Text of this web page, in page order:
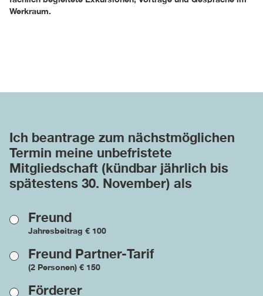
Werkraum.
Ich beantrage zum nächstmöglichen
Termin meine unbefristete
Mitgliedschaft (kündbar jährlich bis
spätestens 30. November) als
Freund
Jahresbeitrag € 100
Freund Partner-Tarif
(2 Personen) € 150
Förderer